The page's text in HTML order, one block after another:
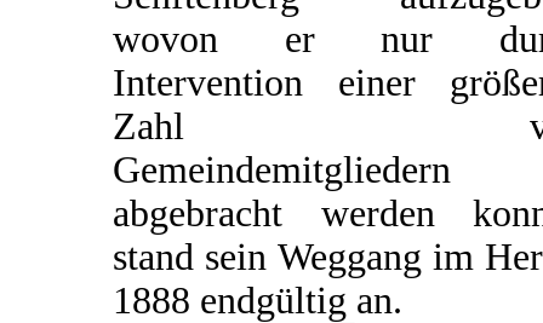
wovon er nur
Intervention einer
Zahl
Gemeindemitgliedern
abgebracht werden
stand sein Weggang im
1888 endgültig an.